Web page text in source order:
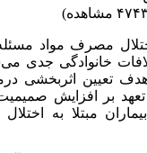
مصرف مواد
خانوادگی جدی
تعیین اثربخشی
بر افزایش
مبتلا به